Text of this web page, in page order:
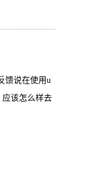
馈说在使用u
该怎么样去